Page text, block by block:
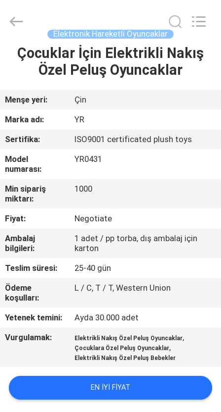
S
HAKKIMIZDA
FABRIKA
TURU
KALITE
BIZIMLE
GEÇIN
TEKLIF
ISTEĞI
Reserved.
Elektronik Hareketli Oyuncaklar
Çocuklar İçin Elektrikli Nakış
Özel Peluş Oyuncaklar
Menşe yeri:
Çin
Marka adı:
YR
Sertifika:
ISO9001 certificated plush toys
Model
numarası:
YR0431
Min sipariş
miktarı:
1000
Fiyat:
Negotiate
Ambalaj
bilgileri:
1 adet / pp torba, dış ambalaj için
karton
Teslim süresi:
25-40 gün
Ödeme
koşulları:
L / C, T / T, Western Union
Yetenek temini:
Ayda 30.000 adet
Vurgulamak:
Elektrikli Nakış Özel Peluş Oyuncaklar,
Çocuklara Özel Peluş Oyuncaklar,
Elektrikli Nakış Özel Peluş Bebekler
EN IYI FIYAT